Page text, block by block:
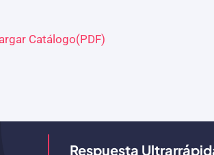
Catálogo(PDF)
Respuesta